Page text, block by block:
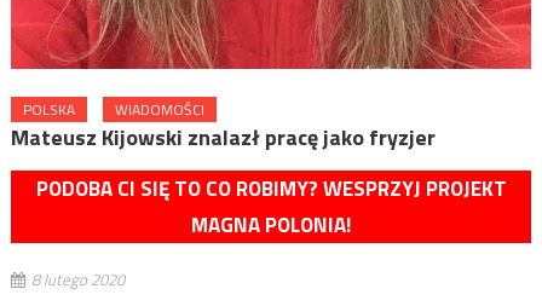
POLSKA WIADOMOŚCI
Mateusz Kijowski znalazł pracę jako fryzjer
PODOBA CI SIĘ TO CO ROBIMY? WESPRZYJ PROJEKT
MAGNA POLONIA!
8 lutego 2020